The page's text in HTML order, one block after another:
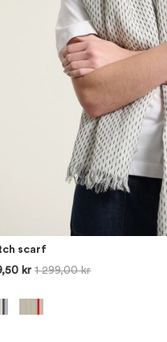
scarf
kr 1 299,00 kr